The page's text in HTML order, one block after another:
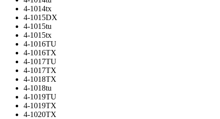
4-1014tx
4-1015DX
4-1015tu
4-1015tx
4-1016TU
4-1016TX
4-1017TU
4-1017TX
4-1018TX
4-1018tu
4-1019TU
4-1019TX
4-1020TX